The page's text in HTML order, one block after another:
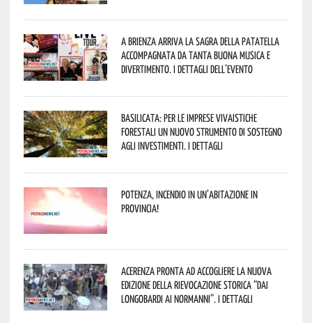
A Brienza arriva la Sagra della Patatella
accompagnata da tanta buona musica e
divertimento. I dettagli dell’evento
Basilicata: per le imprese vivaistiche
forestali un nuovo strumento di sostegno
agli investimenti. I dettagli
Potenza, incendio in un’abitazione in
provincia!
Acerenza pronta ad accogliere la nuova
edizione della rievocazione storica “Dai
Longobardi ai Normanni”. I dettagli